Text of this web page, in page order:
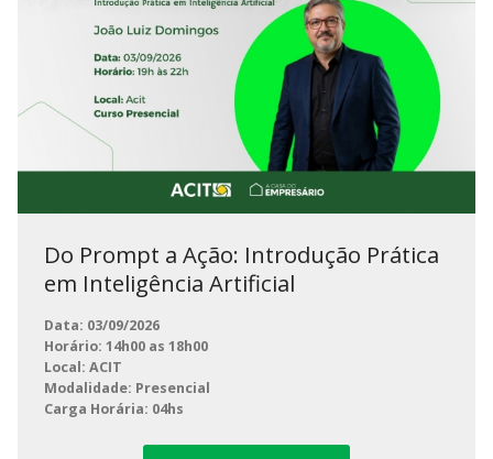
Do Prompt a Ação: Introdução Prática
em Inteligência Artificial
Data: 03/09/2026
Horário: 14h00 as 18h00
Local: ACIT
Modalidade: Presencial
Carga Horária: 04hs